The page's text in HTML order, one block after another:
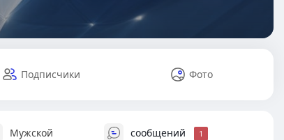
Подписчики Фото
Мужской сообщений 1